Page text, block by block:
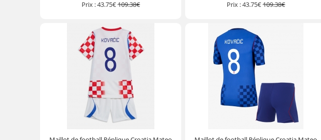
court)
Prix :43.75€109.38€
court)
Prix :43.75€109.38€